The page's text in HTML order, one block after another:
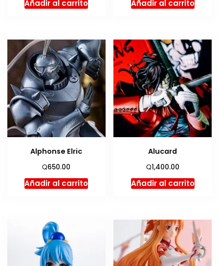
Añadir al carrito Añadir al carrito
Alphonse Elric
Q650.00
Añadir al carrito
Alucard
Q1,400.00
Añadir al carrito